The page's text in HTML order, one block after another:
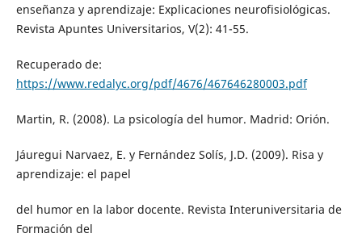
enseñanza y aprendizaje: Explicaciones neurofisiológicas.
Revista Apuntes Universitarios, V(2): 41-55.
Recuperado de:
https://www.redalyc.org/pdf/4676/467646280003.pdf
Martin, R. (2008). La psicología del humor. Madrid: Orión.
Jáuregui Narvaez, E. y Fernández Solís, J.D. (2009). Risa y
aprendizaje: el papel
del humor en la labor docente. Revista Interuniversitaria de
Formación del